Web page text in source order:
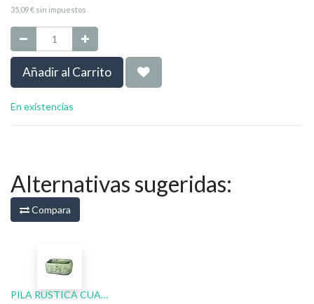
35,09€ sin impuestos
Añadir al Carrito
En existencias
Alternativas sugeridas:
Compara
PILA RUSTICA CUADRADA (CENIZA)